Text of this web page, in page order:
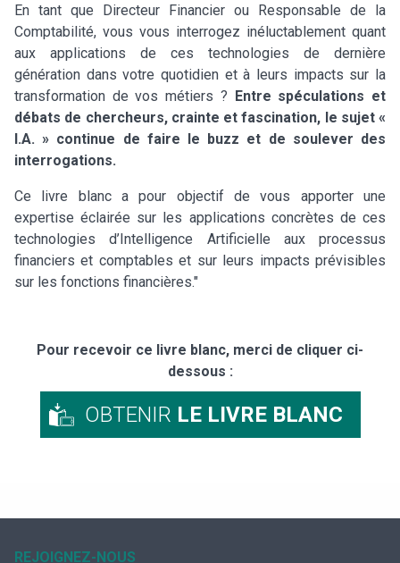
En tant que Directeur Financier ou Responsable de la
Comptabilité, vous vous interrogez inéluctablement quant
aux applications de ces technologies de dernière
génération dans votre quotidien et à leurs impacts sur la
transformation de vos métiers ? Entre spéculations et
débats de chercheurs, crainte et fascination, le sujet «
I.A. » continue de faire le buzz et de soulever des
interrogations.
Ce livre blanc a pour objectif de vous apporter une
expertise éclairée sur les applications concrètes de ces
technologies d’Intelligence Artificielle aux processus
financiers et comptables et sur leurs impacts prévisibles
sur les fonctions financières."
Pour recevoir ce livre blanc, merci de cliquer ci-
dessous :
OBTENIR LE LIVRE BLANC
REJOIGNEZ-NOUS